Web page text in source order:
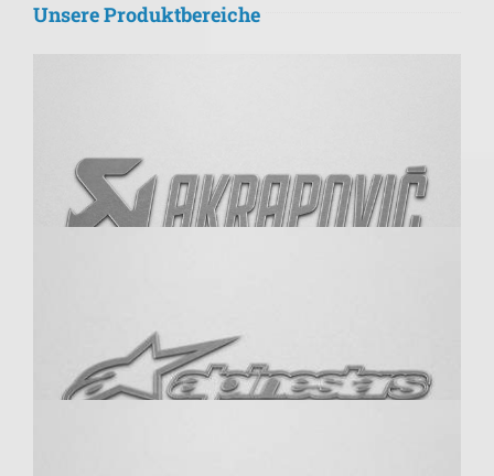
Unsere Produktbereiche